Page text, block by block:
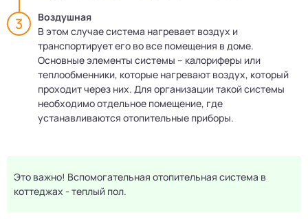
Воздушная
В этом случае система нагревает воздух и
транспортирует его во все помещения в доме.
Основные элементы системы – калориферы или
теплообменники, которые нагревают воздух, который
проходит через них. Для организации такой системы
необходимо отдельное помещение, где
устанавливаются отопительные приборы.
Это важно! Вспомогательная отопительная система в
коттеджах - теплый пол.